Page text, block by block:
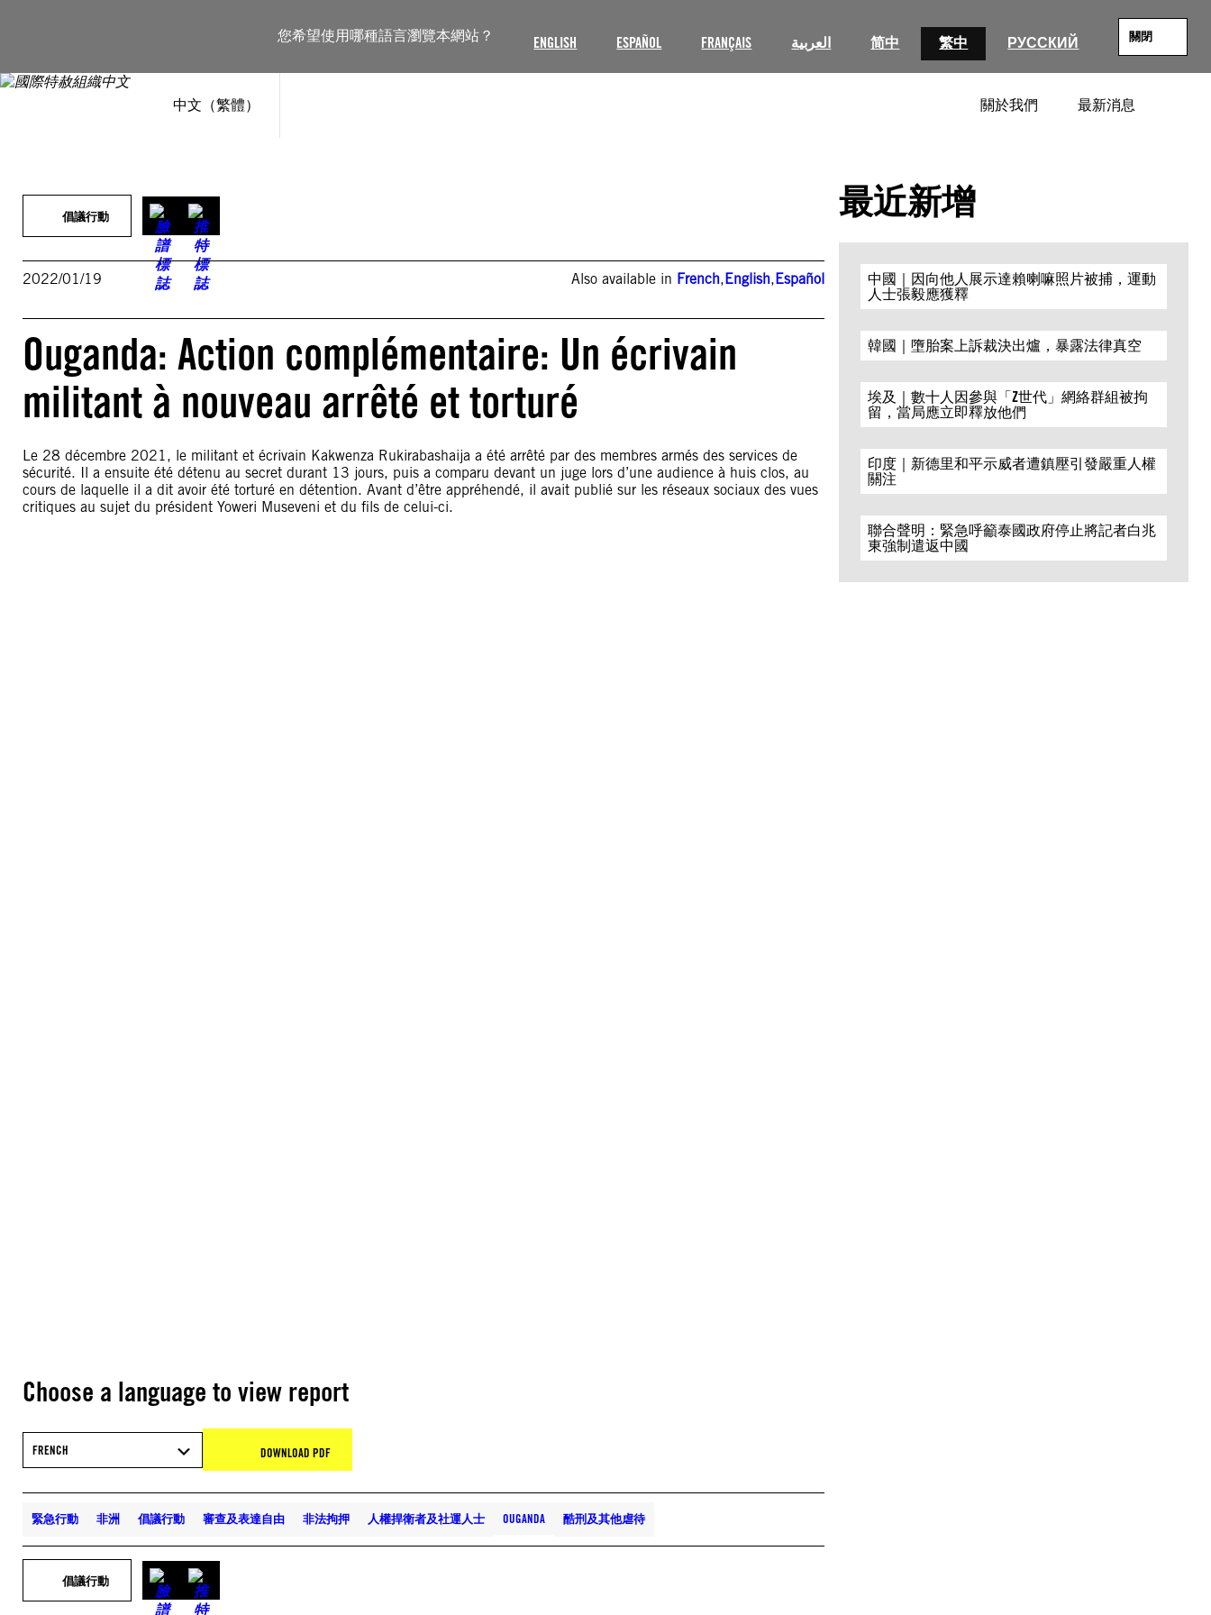
您希望使用哪種語言瀏覽本網站？ ENGLISH ESPAÑOL FRANÇAIS العربية 简中 繁中 РУССКИЙ 關閉
中文（繁體） 關於我們 最新消息
內
倡議行動
2022/01/19 Also available in French,English,Español
Ouganda: Action complémentaire: Un écrivain
militant à nouveau arrêté et torturé
Le 28 décembre 2021, le militant et écrivain Kakwenza Rukirabashaija a été arrêté par des membres armés des services de
sécurité. Il a ensuite été détenu au secret durant 13 jours, puis a comparu devant un juge lors d’une audience à huis clos, au
cours de laquelle il a dit avoir été torturé en détention. Avant d’être appréhendé, il avait publié sur les réseaux sociaux des vues
critiques au sujet du président Yoweri Museveni et du fils de celui-ci.
Choose a language to view report
FRENCH DOWNLOAD PDF
緊急行動 非洲 倡議行動 審查及表達自由 非法拘押 人權捍衛者及社運人士 OUGANDA 酷刑及其他虐待
倡議行動
最近新增
中國｜因向他人展示達賴喇嘛照片被捕，運動
人士張毅應獲釋
韓國｜墮胎案上訴裁決出爐，暴露法律真空
埃及｜數十人因參與「Z世代」網絡群組被拘
留，當局應立即釋放他們
印度｜新德里和平示威者遭鎮壓引發嚴重人權
關注
聯合聲明：緊急呼籲泰國政府停止將記者白兆
東強制遣返中國